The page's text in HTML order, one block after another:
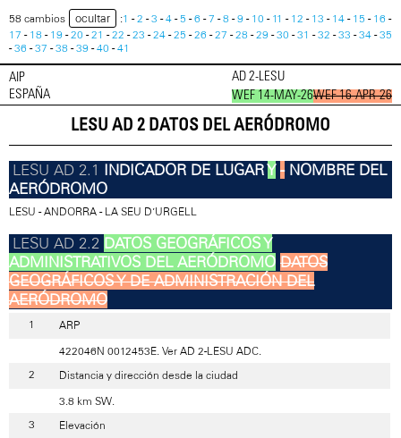
58 cambios ocultar :1 -2 -3 -4 -5 -6 -7 -8 -9 - 10 - 11 - 12 - 13 - 14 - 15 - 16 -
17 - 18 - 19 -20 -21 -22 -23 -24 -25 -26 -27 -28 -29 -30 -31 -32 -33 -34 -35
-36 -37 -38 -39 -40 -41
AIP
ESPAÑA
AD 2-LESU
WEF 14-MAY-26WEF 16-APR-26
LESU AD 2 DATOS DEL AERÓDROMO
INDICADOR DE LUGARY -NOMBRE DEL
AERÓDROMO
LESU - ANDORRA - LA SEU D’URGELL
DATOS GEOGRÁFICOS Y
ADMINISTRATIVOS DEL AERÓDROMO DATOS
GEOGRÁFICOS Y DE ADMINISTRACIÓN DEL
AERÓDROMO
ARP
422046N 0012453E. Ver AD 2-LESU ADC.
Distancia y dirección desde la ciudad
3.8 km SW.
Elevación